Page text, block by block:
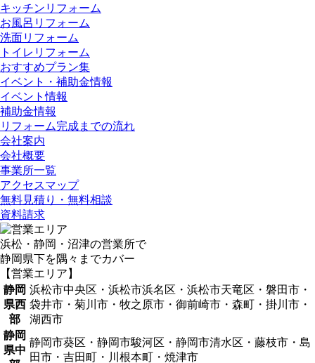
キッチンリフォーム
お風呂リフォーム
洗面リフォーム
トイレリフォーム
おすすめプラン集
イベント・補助金情報
イベント情報
補助金情報
リフォーム完成までの流れ
会社案内
会社概要
事業所一覧
アクセスマップ
無料見積り・無料相談
資料請求
浜松・静岡・沼津の営業所で
静岡県下を隅々までカバー
【営業エリア】
静岡
県西
部
浜松市中央区・浜松市浜名区・浜松市天竜区・磐田市・
袋井市・菊川市・牧之原市・御前崎市・森町・掛川市・
湖西市
静岡
県中
静岡市葵区・静岡市駿河区・静岡市清水区・藤枝市・島
田市・吉田町・川根本町・焼津市